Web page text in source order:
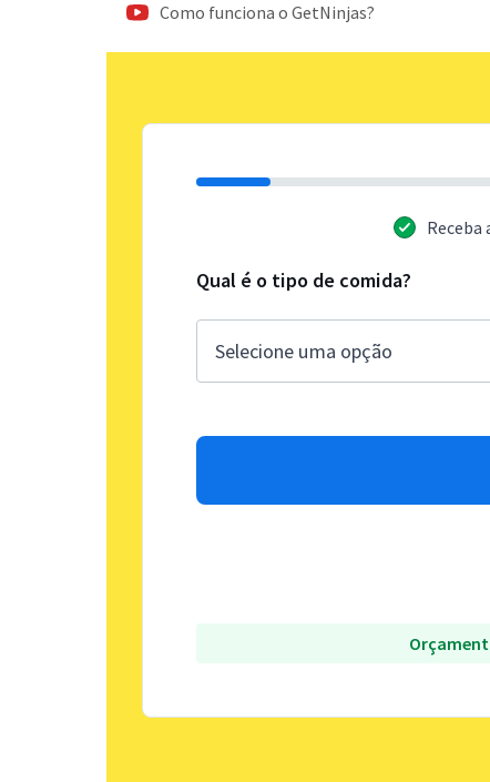
Como funciona o GetNinjas?
Qual é o tipo de comida?